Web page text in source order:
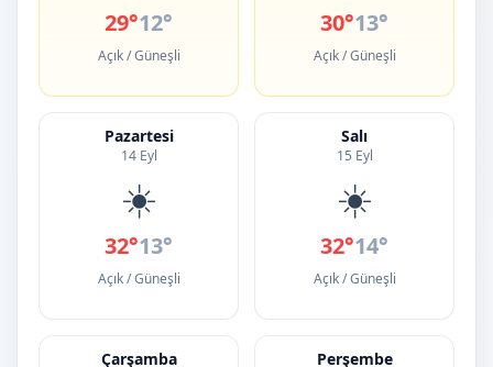
29°12°
Açık / Güneşli
30°13°
Açık / Güneşli
Pazartesi
14 Eyl
☀️
32°13°
Açık / Güneşli
Salı
15 Eyl
☀️
32°14°
Açık / Güneşli
Çarşamba Perşembe